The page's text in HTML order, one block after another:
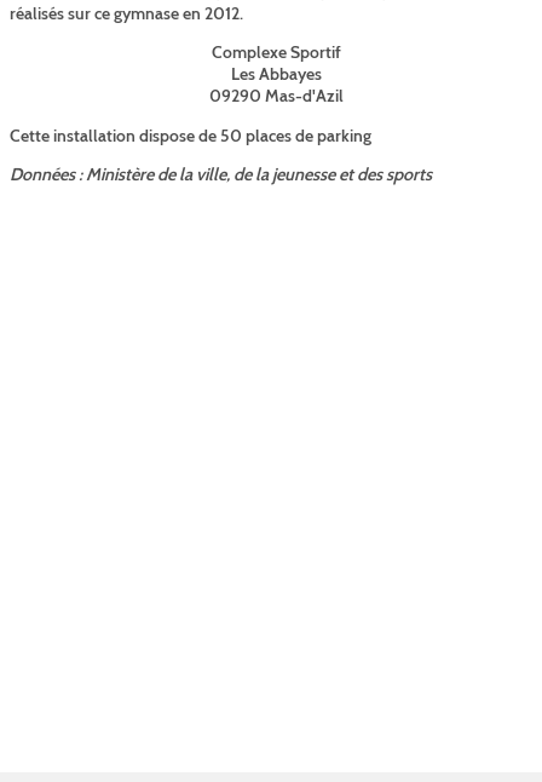
réalisés sur ce gymnase en 2012.
Complexe Sportif
Les Abbayes
09290 Mas-d'Azil
Cette installation dispose de 50 places de parking
Données : Ministère de la ville, de la jeunesse et des sports